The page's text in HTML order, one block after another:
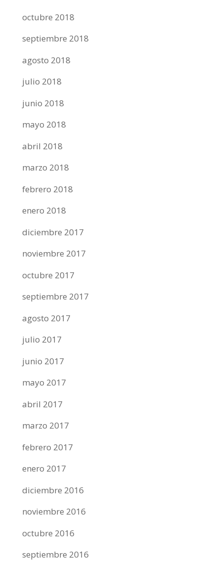
octubre 2018
septiembre 2018
agosto 2018
julio 2018
junio 2018
mayo 2018
abril 2018
marzo 2018
febrero 2018
enero 2018
diciembre 2017
noviembre 2017
octubre 2017
septiembre 2017
agosto 2017
julio 2017
junio 2017
mayo 2017
abril 2017
marzo 2017
febrero 2017
enero 2017
diciembre 2016
noviembre 2016
octubre 2016
septiembre 2016